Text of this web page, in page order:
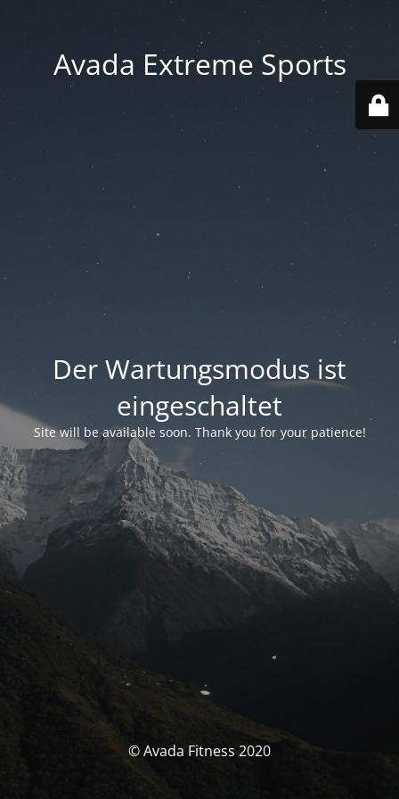
Avada Extreme Sports
Der Wartungsmodus ist
eingeschaltet
Site will be available soon. Thank you for your patience!
© Avada Fitness 2020